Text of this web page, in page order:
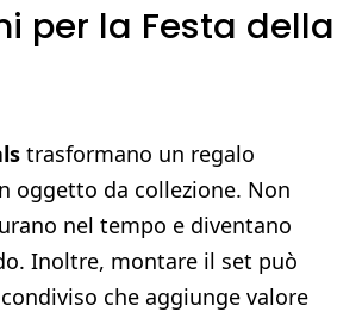
per la Festa della
trasformano un regalo
oggetto da collezione. Non
nel tempo e diventano
Inoltre, montare il set può
che aggiunge valore